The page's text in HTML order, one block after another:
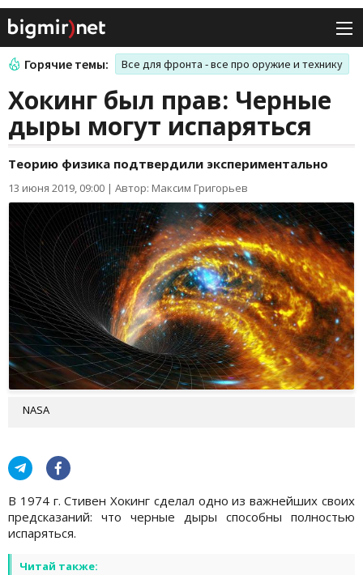
Горячие темы: Все для фронта - все про оружие и технику
Хокинг был прав: Черные
дыры могут испаряться
Теорию физика подтвердили экспериментально
13 июня 2019, 09:00 | Автор: Максим Григорьев
NASA
В 1974 г. Стивен Хокинг сделал одно из важнейших своих
предсказаний: что черные дыры способны полностью
испаряться.
Читай также: